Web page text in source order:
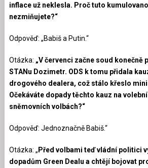
inflace už neklesla. Proč tuto
nezmiňujete?“
Odpověď: „Babiš a Putin.“
Otázka: „V červenci začne soud konečně
STANu Dozimetr. ODS k tomu přidala
drogového dealera, což stálo křeslo
Očekáváte dopady těchto kauz na
sněmovních volbách?“
Odpověď: Jednoznačně Babiš.“
Otázka: „Před volbami teď vládní politici
dopadům Green Dealu a chtějí bojovat